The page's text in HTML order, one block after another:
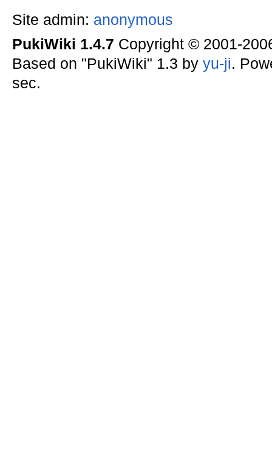
Site admin: anonymous
PukiWiki 1.4.7 Copyright © 2001-
Based on "PukiWiki" 1.3 by yu-ji.
sec.